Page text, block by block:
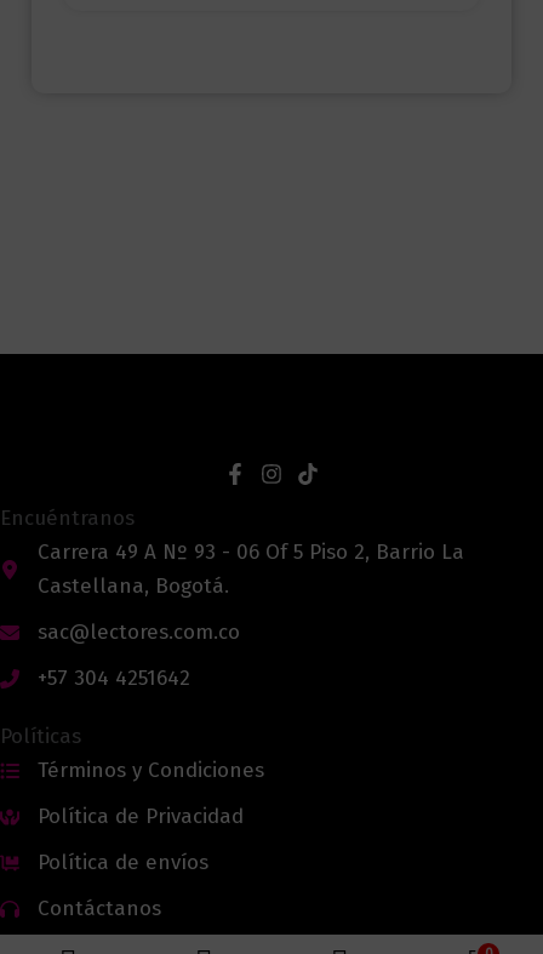
Encuéntranos
Carrera 49 A Nº 93 - 06 Of 5 Piso 2, Barrio La
Castellana, Bogotá.
sac@lectores.com.co
+57 304 4251642
Políticas
Términos y Condiciones
Política de Privacidad
Política de envíos
Contáctanos